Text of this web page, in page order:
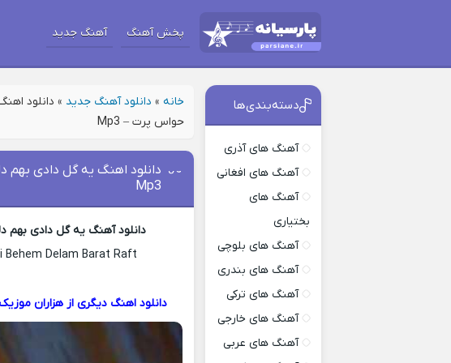
پخش آهنگ آهنگ جدید
خانه » دانلود آهنگ جدید » دانلود
حواس پرت – Mp3
دانلود اهنگ یه گل دادی
Mp3
دانلود آهنگ یه گل دادی
Behem Delam Barat Raft
دانلود اهنگ دیگری از هزاران
دسته‌بندی‌ها
آهنگ های آذری
آهنگ های افغانی
آهنگ های
بختیاری
آهنگ های بلوچی
آهنگ های بندری
آهنگ های ترکی
آهنگ های خارجی
آهنگ های عربی